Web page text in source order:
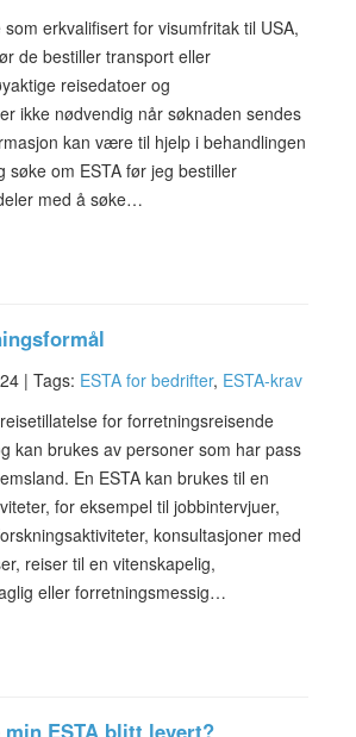
erkvalifisert for visumfritak til USA,
de bestiller transport eller
reisedatoer og
ikke nødvendig når søknaden sendes
kan være til hjelp i behandlingen
søke om ESTA før jeg bestiller
med å søke…
| Tags: ESTA for bedrifter, ESTA-krav
for forretningsreisende
kan brukes av personer som har pass
En ESTA kan brukes til en
for eksempel til jobbintervjuer,
konsultasjoner med
reiser til en vitenskapelig,
eller forretningsmessig…
ESTA blitt levert?